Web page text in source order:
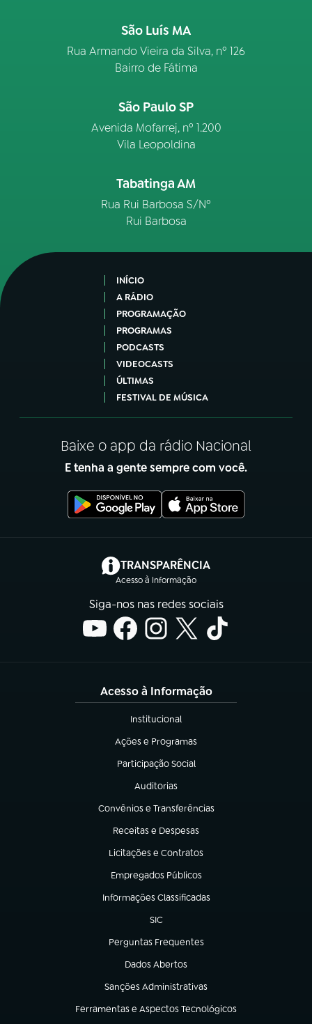
São Luís MA
Rua Armando Vieira da Silva, nº 126
Bairro de Fátima
São Paulo SP
Avenida Mofarrej, nº 1.200
Vila Leopoldina
Tabatinga AM
Rua Rui Barbosa S/Nº
Rui Barbosa
INÍCIO
A RÁDIO
PROGRAMAÇÃO
PROGRAMAS
PODCASTS
VIDEOCASTS
ÚLTIMAS
FESTIVAL DE MÚSICA
Baixe o app da rádio Nacional
E tenha a gente sempre com você.
TRANSPARÊNCIA
Acesso à Informação
(abre em nova aba)
Siga-nos nas redes sociais
Acesso à Informação
Institucional
(abre em nova aba)
Ações e Programas
(abre em nova aba)
Participação Social
(abre em nova aba)
Auditorias
(abre em nova aba)
Convênios e Transferências
(abre em nova aba)
Receitas e Despesas
(abre em nova aba)
Licitações e Contratos
(abre em nova aba)
Empregados Públicos
(abre em nova aba)
Informações Classificadas
(abre em nova aba)
SIC
(abre em nova aba)
Perguntas Frequentes
(abre em nova aba)
Dados Abertos
(abre em nova aba)
Sanções Administrativas
(abre em nova aba)
Ferramentas e Aspectos Tecnológicos
(abre em nova aba)